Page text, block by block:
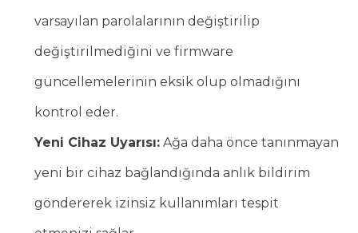
varsayılan parolalarının değiştirilip
değiştirilmediğini ve firmware
güncellemelerinin eksik olup olmadığını
kontrol eder.
Yeni Cihaz Uyarısı: Ağa daha önce tanınmayan
yeni bir cihaz bağlandığında anlık bildirim
göndererek izinsiz kullanımları tespit